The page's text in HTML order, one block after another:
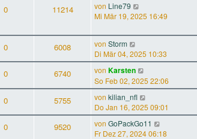
0 11214 von Line79
Mi Mär 19, 2025 16:49
0 6008 von Storm
Di Mär 04, 2025 10:33
0 6740 von Karsten
So Feb 02, 2025 22:06
0 5755 von kilian_nfl
Do Jan 16, 2025 09:01
0 9520 von GoPackGo11
Fr Dez 27, 2024 06:18